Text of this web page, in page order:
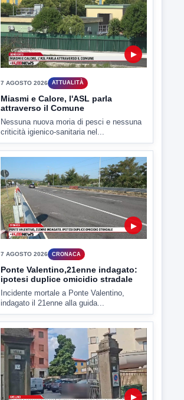
▶
7 AGOSTO 2026 SPORT BENEVENTO
Benevento Calcio: Le scelte di
Floro Flores per il debutto di Coppa
Italia
Il Benevento è pronto al debutto di Coppa
Italia. Scelte...
▶
Miasmi e Calore, l'ASL parla
attraverso il Comune
Nessuna nuova moria di pesci e nessuna
criticità igienico-sanitaria nel...
▶